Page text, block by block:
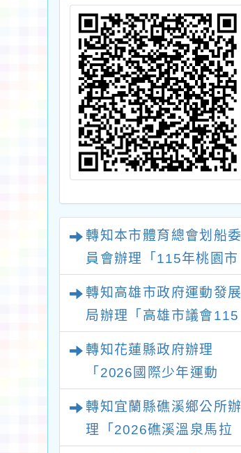
轉知本市體育總會划船委
員會辦理「115年桃園市
點
轉知高雄市政府運動發展
局辦理「高雄市議會115
轉知花蓮縣政府辦理
「2026國際少年運動
會」
轉知宜蘭縣礁溪鄉公所辦
理「2026礁溪溫泉馬拉